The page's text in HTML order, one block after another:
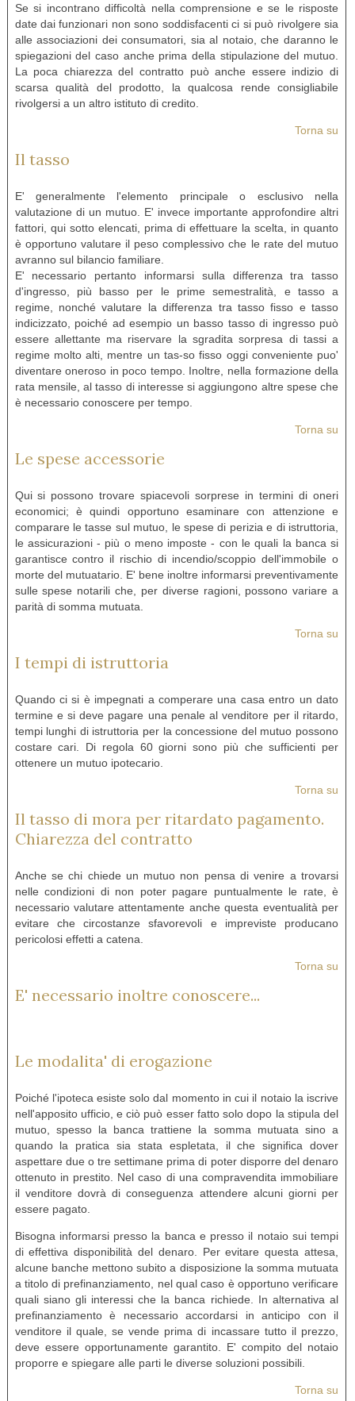
Se si incontrano difficoltà nella comprensione e se le risposte
date dai funzionari non sono soddisfacenti ci si può rivolgere sia
alle associazioni dei consumatori, sia al notaio, che daranno le
spiegazioni del caso anche prima della stipulazione del mutuo.
La poca chiarezza del contratto può anche essere indizio di
scarsa qualità del prodotto, la qualcosa rende consigliabile
rivolgersi a un altro istituto di credito.
Torna su
Il tasso
E' generalmente l'elemento principale o esclusivo nella
valutazione di un mutuo. E' invece importante approfondire altri
fattori, qui sotto elencati, prima di effettuare la scelta, in quanto
è opportuno valutare il peso complessivo che le rate del mutuo
avranno sul bilancio familiare.
E' necessario pertanto informarsi sulla differenza tra tasso
d'ingresso, più basso per le prime semestralità, e tasso a
regime, nonché valutare la differenza tra tasso fisso e tasso
indicizzato, poiché ad esempio un basso tasso di ingresso può
essere allettante ma riservare la sgradita sorpresa di tassi a
regime molto alti, mentre un tas-so fisso oggi conveniente puo'
diventare oneroso in poco tempo. Inoltre, nella formazione della
rata mensile, al tasso di interesse si aggiungono altre spese che
è necessario conoscere per tempo.
Torna su
Le spese accessorie
Qui si possono trovare spiacevoli sorprese in termini di oneri
economici; è quindi opportuno esaminare con attenzione e
comparare le tasse sul mutuo, le spese di perizia e di istruttoria,
le assicurazioni - più o meno imposte - con le quali la banca si
garantisce contro il rischio di incendio/scoppio dell'immobile o
morte del mutuatario. E' bene inoltre informarsi preventivamente
sulle spese notarili che, per diverse ragioni, possono variare a
parità di somma mutuata.
Torna su
I tempi di istruttoria
Quando ci si è impegnati a comperare una casa entro un dato
termine e si deve pagare una penale al venditore per il ritardo,
tempi lunghi di istruttoria per la concessione del mutuo possono
costare cari. Di regola 60 giorni sono più che sufficienti per
ottenere un mutuo ipotecario.
Torna su
Il tasso di mora per ritardato pagamento.
Chiarezza del contratto
Anche se chi chiede un mutuo non pensa di venire a trovarsi
nelle condizioni di non poter pagare puntualmente le rate, è
necessario valutare attentamente anche questa eventualità per
evitare che circostanze sfavorevoli e impreviste producano
pericolosi effetti a catena.
Torna su
E' necessario inoltre conoscere...
Le modalita' di erogazione
Poiché l'ipoteca esiste solo dal momento in cui il notaio la iscrive
nell'apposito ufficio, e ciò può esser fatto solo dopo la stipula del
mutuo, spesso la banca trattiene la somma mutuata sino a
quando la pratica sia stata espletata, il che significa dover
aspettare due o tre settimane prima di poter disporre del denaro
ottenuto in prestito. Nel caso di una compravendita immobiliare
il venditore dovrà di conseguenza attendere alcuni giorni per
essere pagato.
Bisogna informarsi presso la banca e presso il notaio sui tempi
di effettiva disponibilità del denaro. Per evitare questa attesa,
alcune banche mettono subito a disposizione la somma mutuata
a titolo di prefinanziamento, nel qual caso è opportuno verificare
quali siano gli interessi che la banca richiede. In alternativa al
prefinanziamento è necessario accordarsi in anticipo con il
venditore il quale, se vende prima di incassare tutto il prezzo,
deve essere opportunamente garantito. E' compito del notaio
proporre e spiegare alle parti le diverse soluzioni possibili.
Torna su